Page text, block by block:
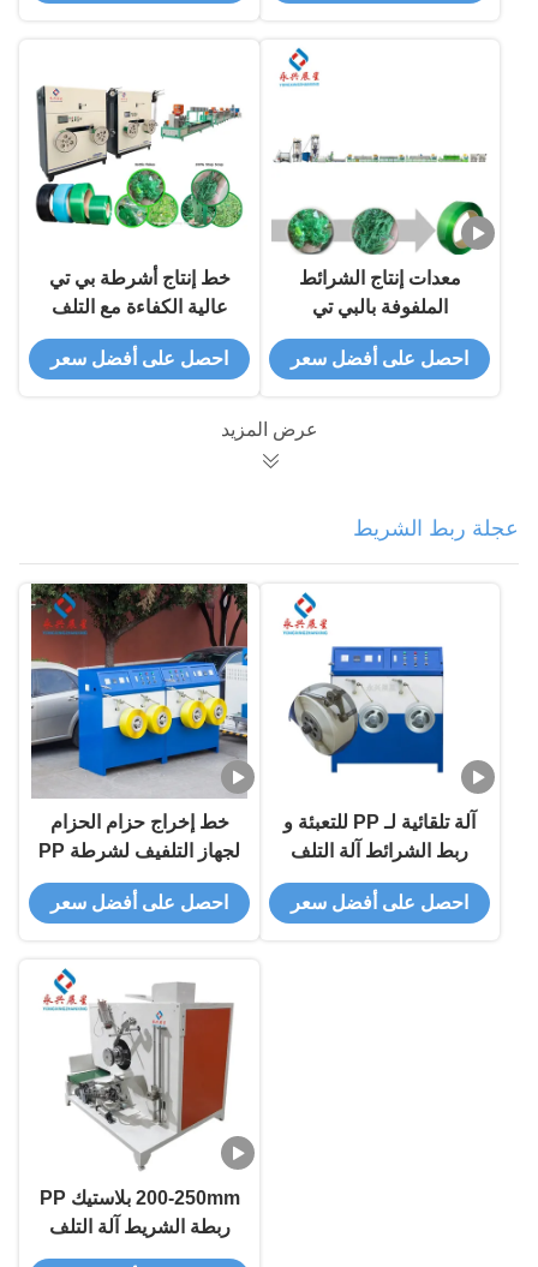
معدات إنتاج الشرائط
الملفوفة بالبي تي
أوتوماتيكية للفقاقات بي
تي
احصل على أفضل سعر
خط إنتاج أشرطة بي تي
عالية الكفاءة مع التلف
الآلي
احصل على أفضل سعر
عرض المزيد
عجلة ربط الشريط
آلة تلقائية لـ PP للتعبئة و
ربط الشرائط آلة التلف
احصل على أفضل سعر
خط إخراج حزام الحزام
لجهاز التلفيف لشرطة PP
احصل على أفضل سعر
200-250mm بلاستيك PP
ربطة الشريط آلة التلف